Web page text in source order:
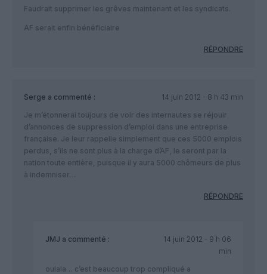
Faudrait supprimer les grêves maintenant et les syndicats.
AF serait enfin bénéficiaire
RÉPONDRE
Serge a commenté :
14 juin 2012 - 8 h 43 min
Je m’étonnerai toujours de voir des internautes se réjouir
d’annonces de suppression d’emploi dans une entreprise
française. Je leur rappelle simplement que ces 5000 emplois
perdus, s’ils ne sont plus à la charge d’AF, le seront par la
nation toute entière, puisque il y aura 5000 chômeurs de plus
à indemniser…
RÉPONDRE
JMJ a commenté :
14 juin 2012 - 9 h 06
min
oulala… c’est beaucoup trop compliqué a